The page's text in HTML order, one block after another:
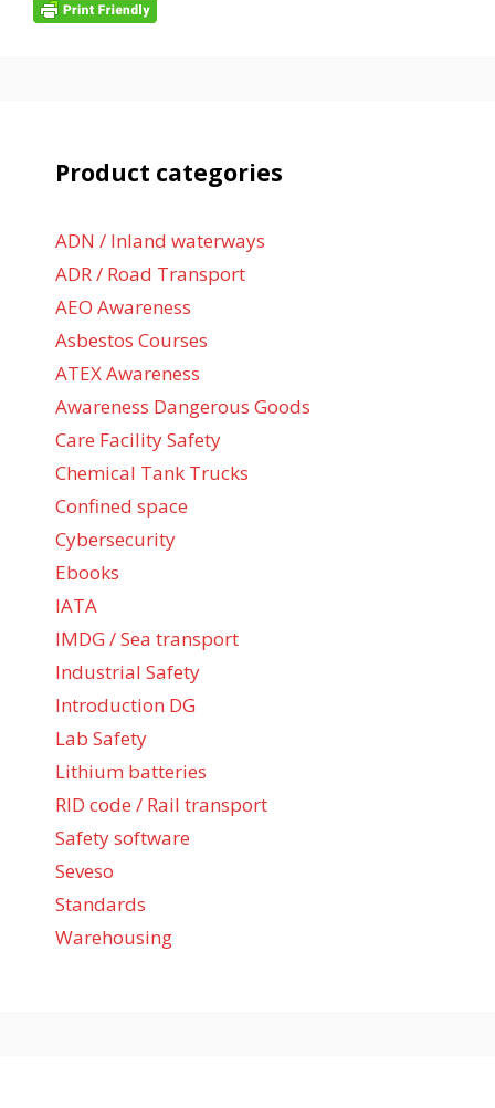
Product categories
ADN / Inland waterways
ADR / Road Transport
AEO Awareness
Asbestos Courses
ATEX Awareness
Awareness Dangerous Goods
Care Facility Safety
Chemical Tank Trucks
Confined space
Cybersecurity
Ebooks
IATA
IMDG / Sea transport
Industrial Safety
Introduction DG
Lab Safety
Lithium batteries
RID code / Rail transport
Safety software
Seveso
Standards
Warehousing